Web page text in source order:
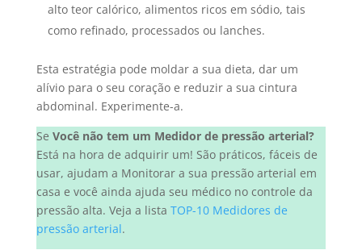
alto teor calórico, alimentos ricos em sódio, tais
como refinado, processados ou lanches.
Esta estratégia pode moldar a sua dieta, dar um
alívio para o seu coração e reduzir a sua cintura
abdominal. Experimente-a.
Se Você não tem um Medidor de pressão arterial?
Está na hora de adquirir um! São práticos, fáceis de
usar, ajudam a Monitorar a sua pressão arterial em
casa e você ainda ajuda seu médico no controle da
pressão alta. Veja a lista TOP-10 Medidores de
pressão arterial.